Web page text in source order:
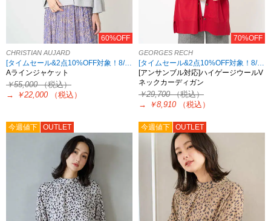
60%OFF
CHRISTIAN AUJARD
[タイムセール&2点10%OFF対象！8/17 8:59まで アウトレット限定]
Aラインジャケット
￥55,000（税込）
→
￥22,000 （税込）
70%OFF
GEORGES RECH
[タイムセール&2点10%OFF対象！8/17 8:59まで アウトレット限定]
[アンサンブル対応]ハイゲージウールV
ネックカーディガン
￥29,700（税込）
→
￥8,910 （税込）
今週値下 OUTLET 今週値下 OUTLET